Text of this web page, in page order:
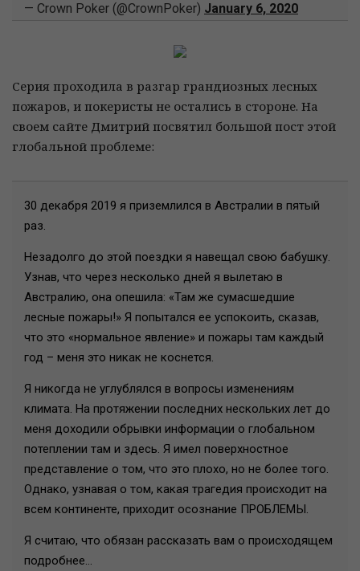
— Crown Poker (@CrownPoker) January 6, 2020
Серия проходила в разгар грандиозных лесных
пожаров, и покеристы не остались в стороне. На
своем сайте Дмитрий посвятил большой пост этой
глобальной проблеме:
30 декабря 2019 я приземлился в Австралии в пятый
раз.
Незадолго до этой поездки я навещал свою бабушку.
Узнав, что через несколько дней я вылетаю в
Австралию, она опешила: «Там же сумасшедшие
лесные пожары!» Я попытался ее успокоить, сказав,
что это «нормальное явление» и пожары там каждый
год – меня это никак не коснется.
Я никогда не углублялся в вопросы изменениям
климата. На протяжении последних нескольких лет до
меня доходили обрывки информации о глобальном
потеплении там и здесь. Я имел поверхностное
представление о том, что это плохо, но не более того.
Однако, узнавая о том, какая трагедия происходит на
всем континенте, приходит осознание ПРОБЛЕМЫ.
Я считаю, что обязан рассказать вам о происходящем
подробнее…